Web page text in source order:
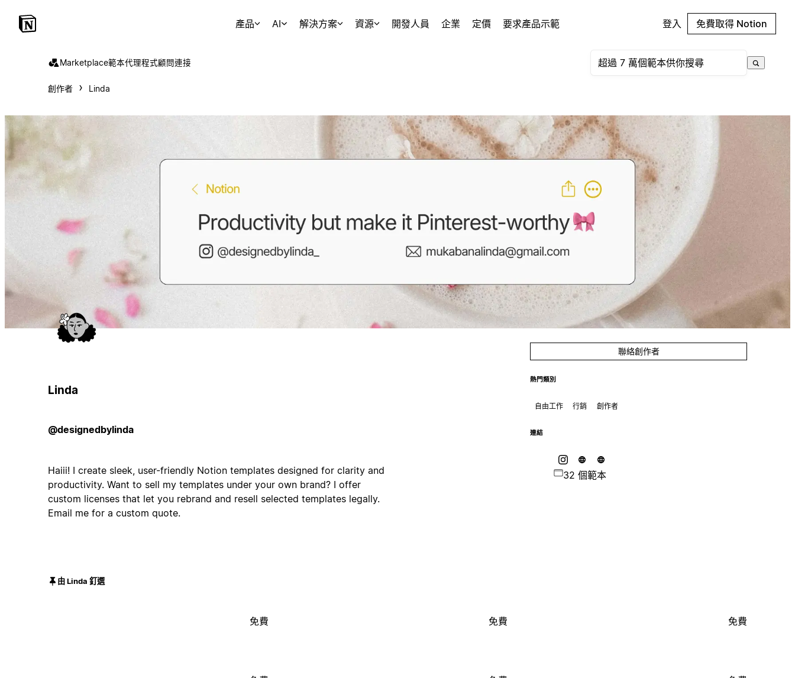
產品 AI 解決方案 資源 開發人員 企業 定價 要求產品示範 登入 免費取得 Notion
Marketplace範本代理程式顧問連接
創作者 Linda
Linda
@designedbylinda
Haiii! I create sleek, user-friendly Notion templates designed for clarity and
productivity. Want to sell my templates under your own brand? I offer
custom licenses that let you rebrand and resell selected templates legally.
Email me for a custom quote.
聯絡創作者
熱門類別
自由工作 行銷 創作者
連結
32 個範本
由 Linda 釘選
免費 免費 免費